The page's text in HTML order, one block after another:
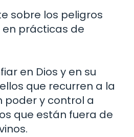
sobre los peligros
prácticas de
en Dios y en su
que recurren a la
poder y control a
que están fuera de